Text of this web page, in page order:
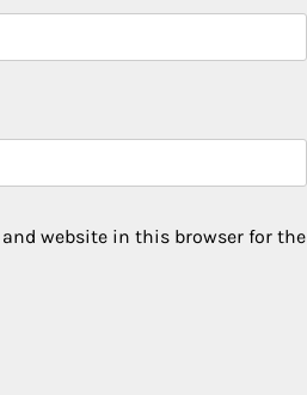
and website in this browser for the